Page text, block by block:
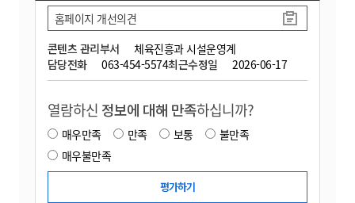
콘텐츠 관리부서
체육진흥과 시설운영계
담당전화
063-454-5574최근수정일 2026-06-17
홈페이지 개선의견
열람하신 정보에 대해 만족하십니까?
매우만족 만족 보통
불만족
매우불만족